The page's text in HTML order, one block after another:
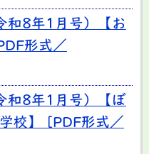
和8年1月号）【お
形式／
和8年1月号）【ぼ
校】 [PDF形式／